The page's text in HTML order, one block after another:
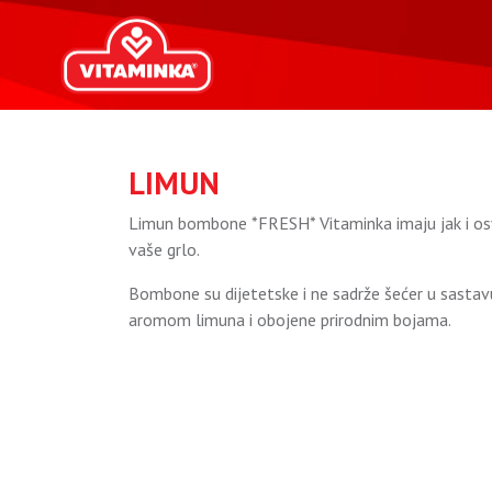
LIMUN
Limun bombone *FRESH* Vitaminka imaju jak i
vaše grlo.
Bombone su dijetetske i ne sadrže šećer u
aromom limuna i obojene prirodnim bojama.